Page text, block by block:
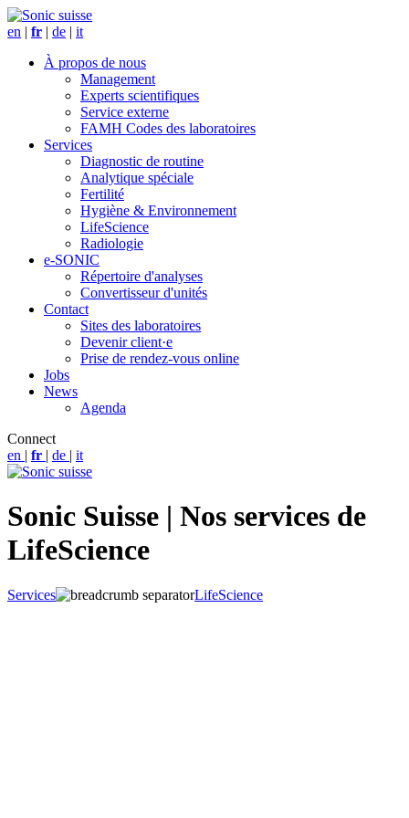
en | fr | de | it
À propos de nous
Management
Experts scientifiques
Service externe
FAMH Codes des laboratoires
Services
Diagnostic de routine
Analytique spéciale
Fertilité
Hygiène & Environnement
LifeScience
Radiologie
e-SONIC
Répertoire d'analyses
Convertisseur d'unités
Contact
Sites des laboratoires
Devenir client·e
Prise de rendez-vous online
Jobs
News
Agenda
Connect
en | fr | de | it
Sonic Suisse | Nos services de
LifeScience
Services LifeScience